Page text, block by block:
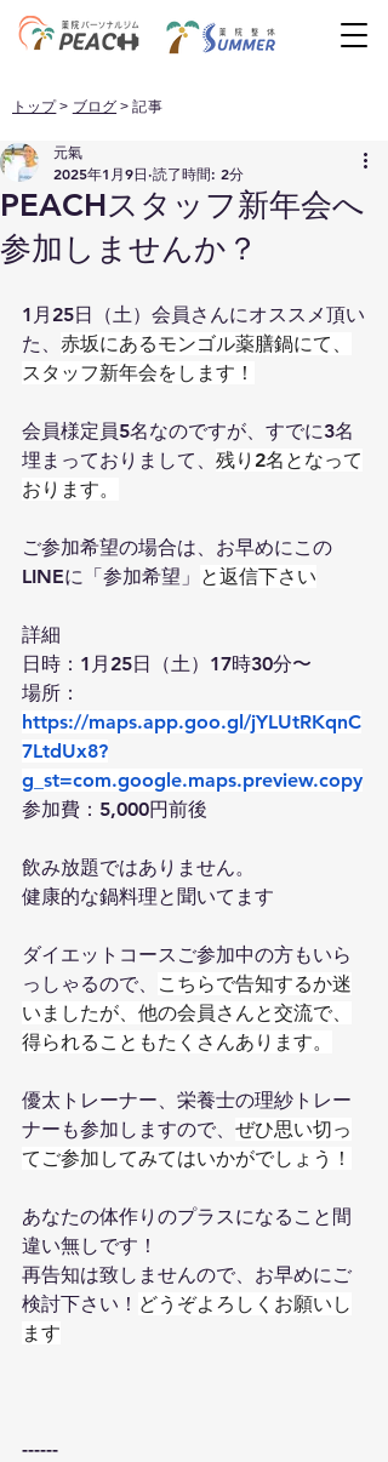
トップ> ブログ > 記事
PEACHスタッフ新年会へ
参加しませんか？
元氣
2025年1月9日 読了時間: 2分
1月25日（土）会員さんにオススメ頂い
た、 赤坂にあるモンゴル薬膳鍋にて、
スタッフ新年会をします！
会員様定員5名なのですが、すでに3名
埋まっておりまして、 残り2名となって
おります。
ご参加希望の場合は、お早めにこの
LINEに「参加希望」 と返信下さい
詳細
日時：1月25日（土）17時30分〜
場所：
https://maps.app.goo.gl/jYLUtRKqnC
7LtdUx8?
g_st=com.google.maps.preview.copy
参加費：5,000円前後
飲み放題ではありません。
健康的な鍋料理と聞いてます
ダイエットコースご参加中の方もいら
っしゃるので、
こちらで告知するか迷
いましたが、他の会員さんと交流で、
得られることもたくさんあります。
優太トレーナー、栄養士の理紗トレー
ナーも参加しますので、 ぜひ思い切っ
てご参加してみてはいかがでしょう！
あなたの体作りのプラスになること間
違い無しです！
再告知は致しませんので、お早めにご
検討下さい！ どうぞよろしくお願いし
ます
------